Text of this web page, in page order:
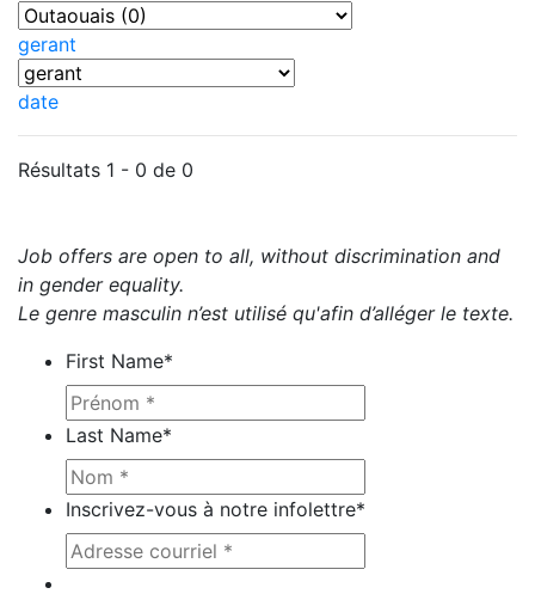
gerant
date
Résultats 1 - 0 de 0
Job offers are open to all, without discrimination and
in gender equality.
Le genre masculin n’est utilisé qu'afin d’alléger le texte.
First Name*
Last Name*
Inscrivez-vous à notre infolettre*